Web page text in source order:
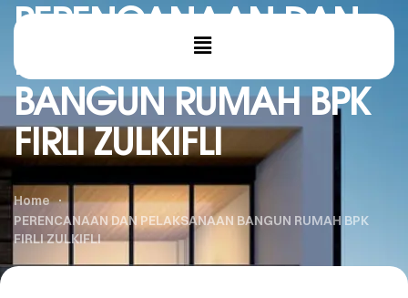
PERENCANAAN DAN
PELAKSANAAN
BANGUN RUMAH BPK
FIRLI ZULKIFLI
Home
PERENCANAAN DAN PELAKSANAAN BANGUN RUMAH BPK
FIRLI ZULKIFLI